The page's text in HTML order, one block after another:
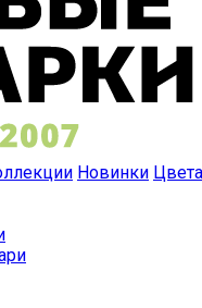
Новинки Цвета